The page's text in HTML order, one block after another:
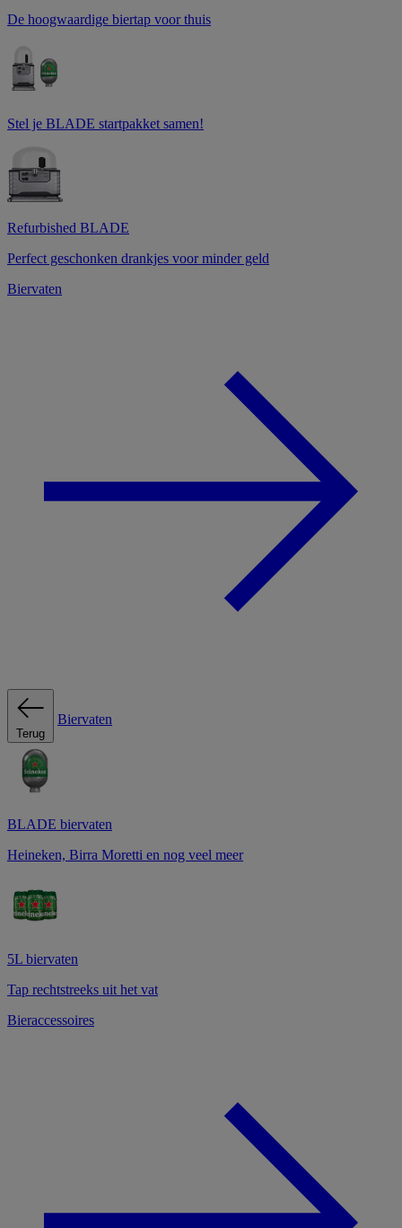
De hoogwaardige biertap voor thuis
Stel je BLADE startpakket samen!
Refurbished BLADE
Perfect geschonken drankjes voor minder geld
Biervaten
Terug
Biervaten
BLADE biervaten
Heineken, Birra Moretti en nog veel meer
5L biervaten
Tap rechtstreeks uit het vat
Bieraccessoires